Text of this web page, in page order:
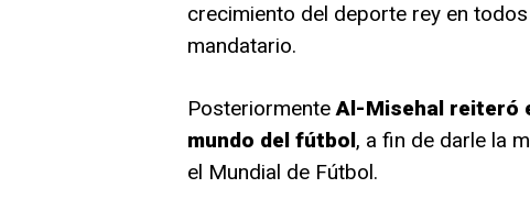
crecimiento del deporte rey en
mandatario.
PosteriormenteAl-Misehal reiteró
mundo del fútbol, a fin de darle la
el Mundial de Fútbol.